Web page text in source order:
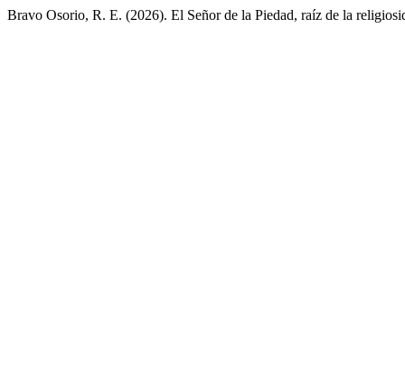
Bravo Osorio, R. E. (2026). El Señor de la Piedad, raíz de la